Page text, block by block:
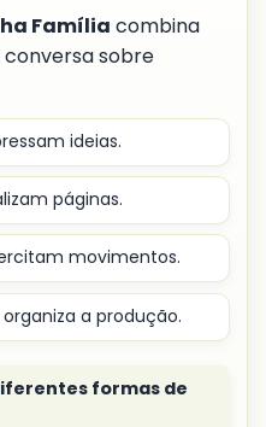
Família combina
sobre
ideias.
páginas.
movimentos.
organiza a produção.
formas de